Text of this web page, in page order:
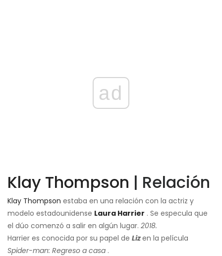
ad
Klay Thompson | Relación
Klay Thompson estaba en una relación con la actriz y
modelo estadounidense Laura Harrier . Se especula que
el dúo comenzó a salir en algún lugar. 2018.
Harrier es conocida por su papel de Lizen la película
Spider-man: Regreso a casa .